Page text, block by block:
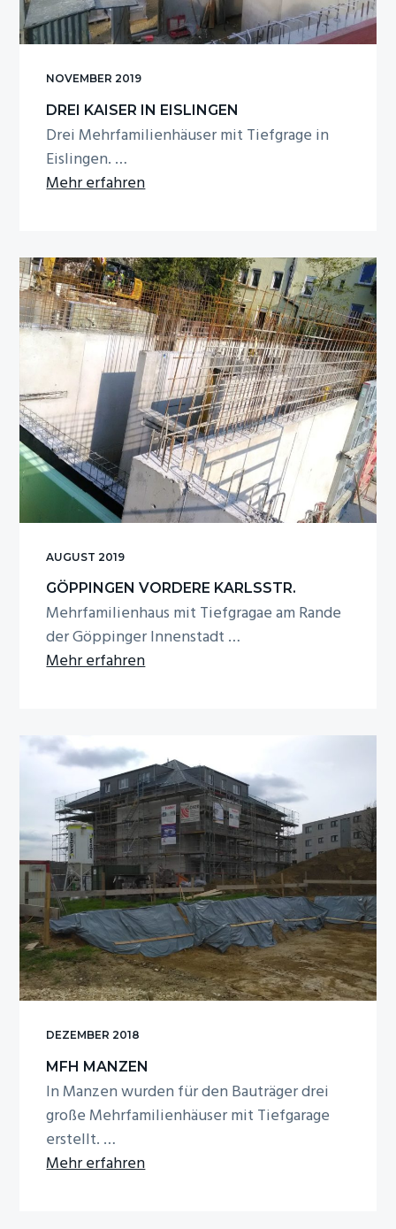
NOVEMBER 2019
DREI KAISER IN EISLINGEN
Drei Mehrfamilienhäuser mit Tiefgrage in
Eislingen. …
Mehr erfahrenInfos
Drei
Kaiser
in
Eislingen
AUGUST 2019
GÖPPINGEN VORDERE KARLSSTR.
Mehrfamilienhaus mit Tiefgragae am Rande
der Göppinger Innenstadt …
Mehr erfahrenInfos
Vordere
Karlsstr.
DEZEMBER 2018
MFH MANZEN
In Manzen wurden für den Bauträger drei
große Mehrfamilienhäuser mit Tiefgarage
erstellt. …
Mehr erfahrenInfos